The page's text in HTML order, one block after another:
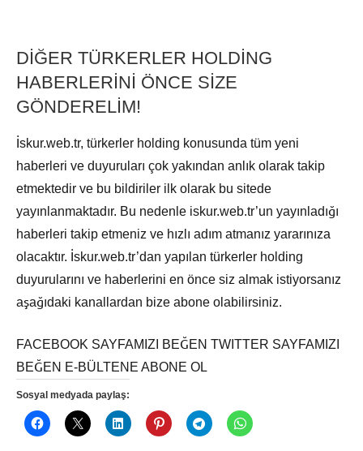
DİĞER TÜRKERLER HOLDİNG
HABERLERİNİ ÖNCE SİZE
GÖNDERELİM!
İskur.web.tr, türkerler holding konusunda tüm yeni
haberleri ve duyuruları çok yakından anlık olarak takip
etmektedir ve bu bildiriler ilk olarak bu sitede
yayınlanmaktadır. Bu nedenle iskur.web.tr’un yayınladığı
haberleri takip etmeniz ve hızlı adım atmanız yararınıza
olacaktır. İskur.web.tr’dan yapılan türkerler holding
duyurularını ve haberlerini en önce siz almak istiyorsanız
aşağıdaki kanallardan bize abone olabilirsiniz.
FACEBOOK SAYFAMIZI BEĞEN TWITTER SAYFAMIZI
BEĞEN E-BÜLTENE ABONE OL
Sosyal medyada paylaş: